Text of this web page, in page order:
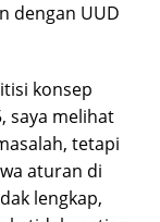
dengan UUD
konsep
saya melihat
tetapi
aturan di
lengkap,